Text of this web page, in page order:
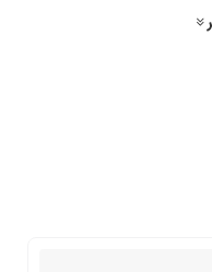
کش، قیطان و دیگر اجرای با کیفیت
در این نوع روکش صندلی از
تا جنس مذکور طول عمر بالایی
ایجاد کند.